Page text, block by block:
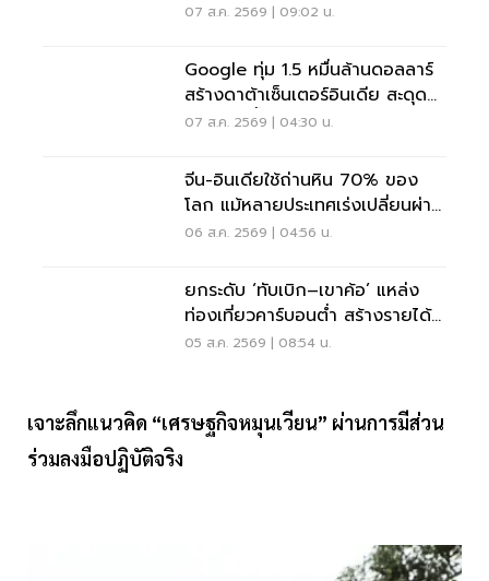
07 ส.ค. 2569 | 09:02 น.
Google ทุ่ม 1.5 หมื่นล้านดอลลาร์
สร้างดาต้าเซ็นเตอร์อินเดีย สะดุด
ข้อกังวลน้ำ-สัตว์ป่า
07 ส.ค. 2569 | 04:30 น.
จีน-อินเดียใช้ถ่านหิน 70% ของ
โลก แม้หลายประเทศเร่งเปลี่ยนผ่าน
พลังงาน
06 ส.ค. 2569 | 04:56 น.
ยกระดับ ‘ทับเบิก–เขาค้อ’ แหล่ง
ท่องเที่ยวคาร์บอนต่ำ สร้างรายได้คู่
สิ่งแวดล้อม
05 ส.ค. 2569 | 08:54 น.
เจาะลึกแนวคิด “เศรษฐกิจหมุนเวียน” ผ่านการมีส่วน
ร่วมลงมือปฏิบัติจริง